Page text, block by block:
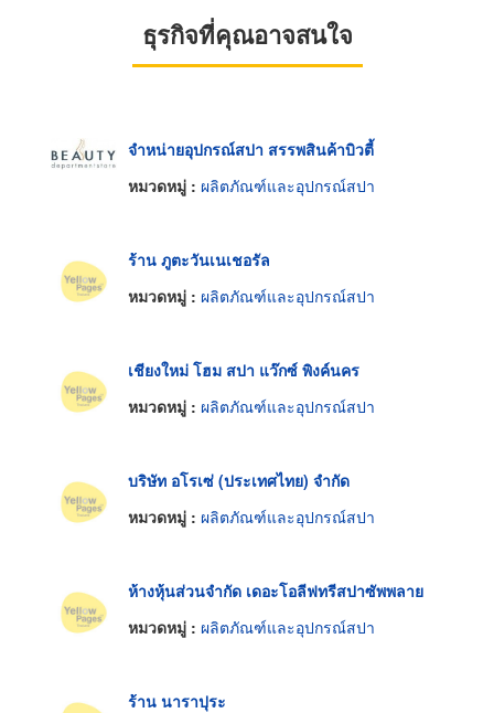
ธุรกิจที่คุณอาจสนใจ
จำหน่ายอุปกรณ์สปา สรรพสินค้าบิวตี้
หมวดหมู่ : ผลิตภัณฑ์และอุปกรณ์สปา
ร้าน ภูตะวันเนเชอรัล
หมวดหมู่ : ผลิตภัณฑ์และอุปกรณ์สปา
เชียงใหม่ โฮม สปา แว๊กซ์ พิงค์นคร
หมวดหมู่ : ผลิตภัณฑ์และอุปกรณ์สปา
บริษัท อโรเซ่ (ประเทศไทย) จำกัด
หมวดหมู่ : ผลิตภัณฑ์และอุปกรณ์สปา
ห้างหุ้นส่วนจำกัด เดอะโอลีฟทรีสปาซัพพลาย
หมวดหมู่ : ผลิตภัณฑ์และอุปกรณ์สปา
ร้าน นาราปุระ